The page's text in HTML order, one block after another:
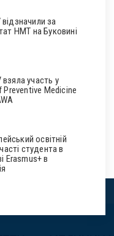
за
НМТ на Буковині
участь у
Medicine
освітній
студента в
Erasmus+ в